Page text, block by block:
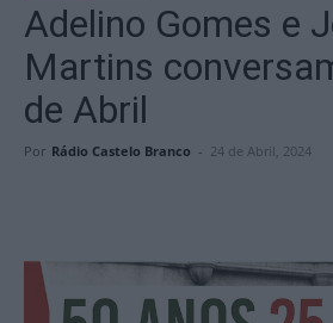
Adelino Gomes e
Martins
de Abril
Por Rádio Castelo Branco - 24 de Abril, 2024